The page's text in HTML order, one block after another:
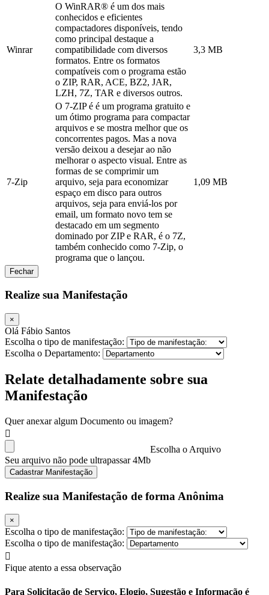
Winrar
O WinRAR® é um dos mais
conhecidos e eficientes
compactadores disponíveis, tendo
como principal destaque a
compatibilidade com diversos
formatos. Entre os formatos
compatíveis com o programa estão
o ZIP, RAR, ACE, BZ2, JAR,
LZH, 7Z, TAR e diversos outros.
3,3 MB
7-Zip
O 7-ZIP é é um programa gratuito e
um ótimo programa para compactar
arquivos e se mostra melhor que os
concorrentes pagos. Mas a nova
versão deixou a desejar ao não
melhorar o aspecto visual. Entre as
formas de se comprimir um
arquivo, seja para economizar
espaço em disco para outros
arquivos, seja para enviá-los por
email, um formato novo tem se
destacado em um segmento
dominado por ZIP e RAR, é o 7Z,
também conhecido como 7-Zip, o
programa que o lançou.
1,09 MB
Fechar
Realize sua Manifestação
×
Olá Fábio Santos
Escolha o tipo de manifestação:
Escolha o Departamento:
Relate detalhadamente sobre sua
Manifestação
Quer anexar algum Documento ou imagem?
Escolha o Arquivo
Seu arquivo não pode ultrapassar 4Mb
Cadastrar Manifestação
Realize sua Manifestação de forma Anônima
×
Escolha o tipo de manifestação:
Escolha o tipo de manifestação:
Fique atento a essa observação
Para Solicitação de Serviço, Elogio, Sugestão e Informação é